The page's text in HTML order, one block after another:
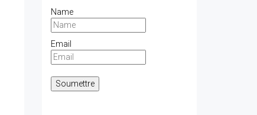
Name
Email